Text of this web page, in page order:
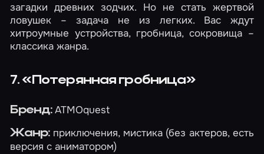
загадки древних зодчих. Но не стать жертвой
ловушек – задача не из легких. Вас ждут
хитроумные устройства, гробница, сокровища –
классика жанра.
7. «Потерянная гробница»
Бренд:ATMOquest
Жанр:приключения, мистика (без актеров, есть
версия с аниматором)